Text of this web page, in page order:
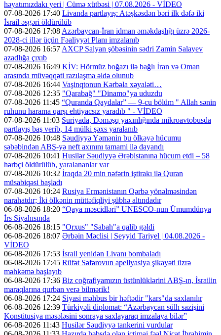
həyatımızdakı yeri | Cümə xütbəsi | 07.08.2026 - VİDEO
07-08-2026 17:40 Livanda partlayış: Atəşkəsdən bəri ilk dəfə iki
İsrail əsgəri öldürülüb
07-08-2026 17:08 Azərbaycan-İran idman əməkdaşlığı üzrə 2026-
2028-ci illər üçün Fəaliyyət Planı imzalanıb
07-08-2026 16:57 AXCP Salyan şöbəsinin sədri Zamin Salayev
azadlığa çıxıb
07-08-2026 16:49 KİV: Hörmüz boğazı ilə bağlı İran və Oman
arasında müvəqqəti razılaşma əldə olunub
07-08-2026 16:44 Vaşinqtonun Kərbəla xəyaləti…
07-08-2026 12:35 "Qarabağ" "Dinamo"ya uduzdu
07-08-2026 11:45 “Quranda Qaydalar” — 9-cu bölüm " Allah sənin
ruhunu harama qarşı ehtiyacsız yaradıb " - VİDEO
07-08-2026 11:03 Suriyada, Dəməşq yaxınlığında mikroavtobusda
partlayış baş verib, 14 mülki şəxs yaralanıb
07-08-2026 10:48 Səudiyyə Yəmənin bu ölkəyə hücumu
səbəbindən ABŞ-yə neft axınını tamami ilə dayandı
07-08-2026 10:41 Husilər Səudiyyə Ərəbistanına hücum etdi – 58
hərbçi öldürülüb, yaralananlar var
07-08-2026 10:32 İraqda 20 min nəfərin iştirakı ilə Quran
müsabiqəsi başladı
07-08-2026 10:24 Rusiya Ermənistanın Qərbə yönəlməsindən
narahatdır; İki ölkənin müttəfiqliyi şübhə altındadır
06-08-2026 18:20 “Qaya məscidləri” UNESCO-nun Ümumdünya
İrs Siyahısında
06-08-2026 18:15 "Orxus" "Sabah"a qalib gəldi
06-08-2026 18:07 Ərbəin Məclisi | Seyyid Tariyel | 04.08.2026 -
VİDEO
06-08-2026 17:53 İsrail yenidən Livanı bombaladı
06-08-2026 17:45 Rüfət Səfərovun apellyasiya şikayəti üzrə
məhkəmə başlayıb
06-08-2026 17:36 Biz coğrafiyamızın üstünlüklərini ABŞ-ın, İsrailin
maraqlarına qurban verə bilmərik!
06-08-2026 17:24 Siyasi məhbus bir həftədir "kars"da saxlanılır
06-08-2026 12:39 Türkiyəli diplomat: “Azərbaycan sülh sazişini
Konstitusiya məsələsini sonraya saxlayaraq imzalaya bilər”
06-08-2026 11:43 Husilər Səudiyyə tankerini vurdular